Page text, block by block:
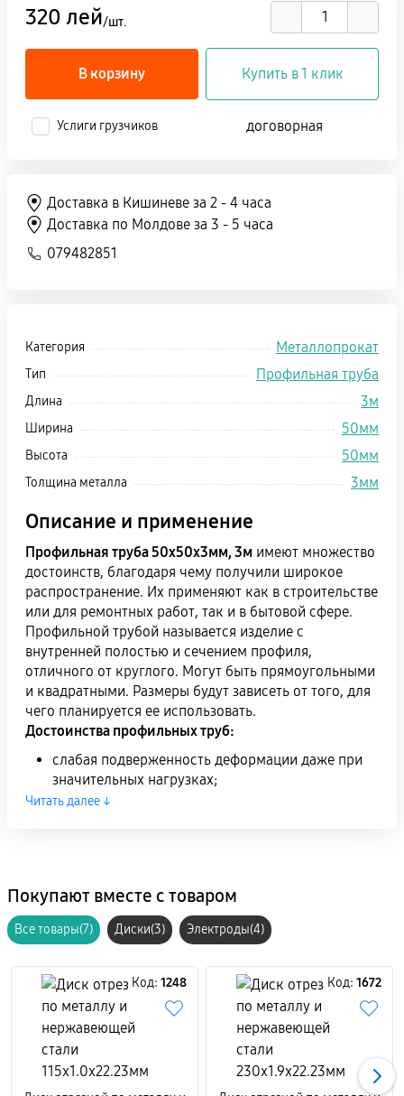
Категория Металлопрокат
Тип Профильная труба
Длина 3м
Ширина 50мм
Высота 50мм
Толщина металла 3мм
Описание и применение
Профильная труба 50х50х3мм, 3м имеют множество
достоинств, благодаря чему получили широкое
распространение. Их применяют как в строительстве
или для ремонтных работ, так и в бытовой сфере.
Профильной трубой называется изделие с
внутренней полостью и сечением профиля,
отличного от круглого. Могут быть прямоугольными
и квадратными. Размеры будут зависеть от того, для
чего планируется ее использовать.
Достоинства профильных труб:
слабая подверженность деформации даже при
значительных нагрузках;
небольшой вес;
При выполнении строительства и ремонтных работ
профильные трубы могут быть использованы в
различных видах конструкций:
Для создания металлических каркасов высотных
опор, башенных кранов, временных виадуков и
других, более мелких каркасов, наподобие
оконных ставен и гаражных ворот;
Для сооружения лесов, сооруженных из
профильного проката. Они имеют небольшой
Читать далее ↓
320 лей/шт.
В корзину Купить в 1 клик
Услиги грузчиков договорная
Доставка в Кишиневе за 2 - 4 часа
Доставка по Молдове за 3 - 5 часа
079482851
Покупают вместе с товаром
Все товары(7) Диски(3) Электроды(4)
Код: 1248 Код: 1672